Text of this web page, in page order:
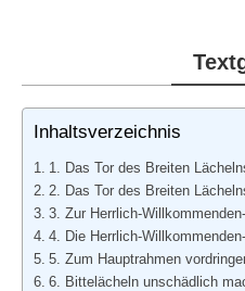
Inhaltsverzeichnis
1. Das Tor des Breiten
2. Das Tor des Breiten
3. Zur Herrlich-
4. Die Herrlich-
5. Zum Hauptrahmen
6. Bittelächeln unschädlich